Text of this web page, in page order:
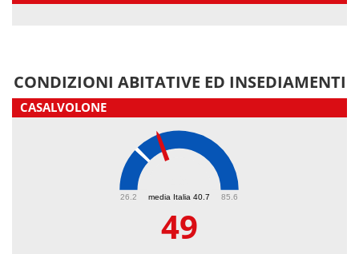
CONDIZIONI ABITATIVE ED INSEDIAMENTI
CASALVOLONE
media Italia 40.7
26.2 85.6
49